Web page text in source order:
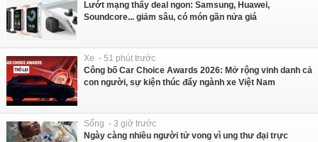
Lướt mạng thấy deal ngon: Samsung, Huawei,
Soundcore... giảm sâu, có món gần nửa giá
Xe - 51 phút trước
Công bố Car Choice Awards 2026: Mở rộng vinh danh cả
con người, sự kiện thúc đẩy ngành xe Việt Nam
Sống - 3 giờ trước
Ngày càng nhiều người tử vong vì ung thư đại trực